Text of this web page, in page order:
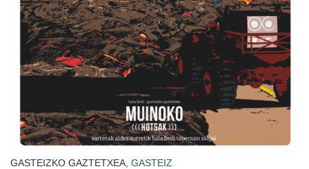
GASTEIZKO GAZTETXEA, GASTEIZ